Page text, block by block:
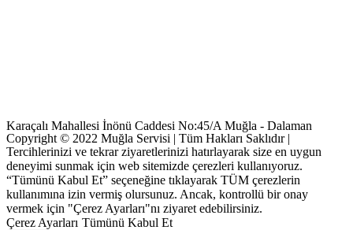
Karaçalı Mahallesi İnönü Caddesi No:45/A Muğla - Dalaman
Copyright © 2022 Muğla Servisi | Tüm Hakları Saklıdır |
Tercihlerinizi ve tekrar ziyaretlerinizi hatırlayarak size en uygun
deneyimi sunmak için web sitemizde çerezleri kullanıyoruz.
“Tümünü Kabul Et” seçeneğine tıklayarak TÜM çerezlerin
kullanımına izin vermiş olursunuz. Ancak, kontrollü bir onay
vermek için "Çerez Ayarları"nı ziyaret edebilirsiniz.
Çerez Ayarları Tümünü Kabul Et